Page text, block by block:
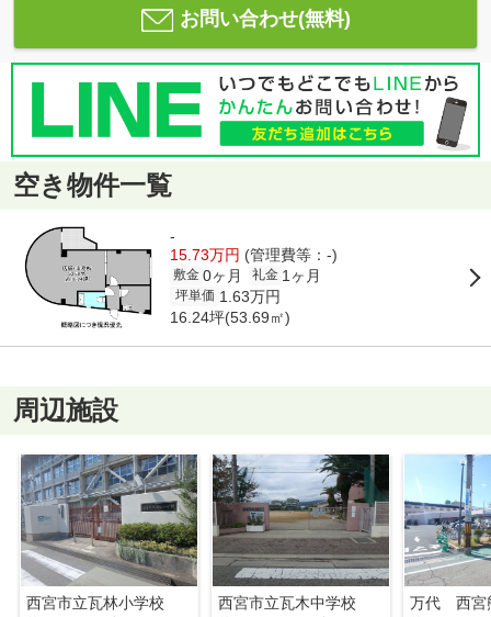
お問い合わせ(無料)
空き物件一覧
-
15.73万円 (管理費等：-)
敷金 0ヶ月 礼金 1ヶ月
坪単価 1.63万円
16.24坪(53.69㎡)
周辺施設
西宮市立瓦林小学校
西宮市立瓦木中学校
万代 西宮